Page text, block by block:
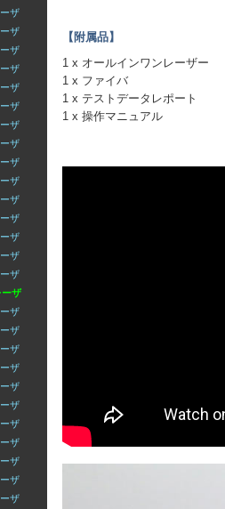
ザ
ザ
ザ
ザ
ザ
ザ
ザ
ザ
ザ
ザ
ザ
ザ
ザ
ザ
ザ
ザ
ザ
ザ
ザ
ザ
ザ
ザ
ザ
ザ
ザ
ザ
ザ
【附属品】
1 x オールインワンレーザー
1 x ファイバ
1 x テストデータレポート
1 x 操作マニュアル